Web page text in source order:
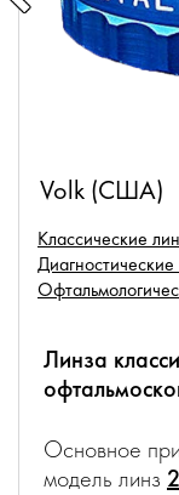
Volk (США)
Классические
Линза
Основное
модель линз